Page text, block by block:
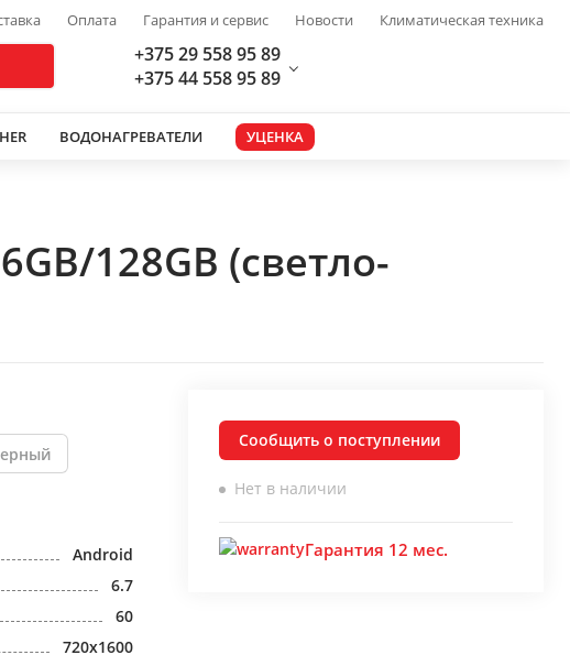
Оплата Гарантия и сервис Новости Климатическая техника
+375 29 558 95 89
+375 44 558 95 89
ВОДОНАГРЕВАТЕЛИ УЦЕНКА
128GB (светло-
Android
6.7
60
720x1600
Сообщить о поступлении
Нет в наличии
Гарантия 12 мес.